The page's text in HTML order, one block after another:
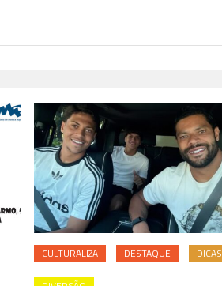
CULTURALIZA DESTAQUE DICAS